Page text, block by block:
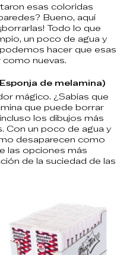
esas coloridas
Bueno, aquí
Todo lo que
un poco de agua y
hacer que esas
como nuevas.
de melamina)
mágico. ¿Sabías que
que puede borrar
los dibujos más
Con un poco de agua y
desaparecen como
las opciones más
de la suciedad de las